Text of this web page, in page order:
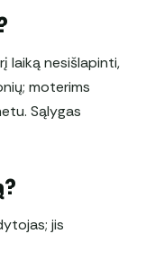
laiką nesišlapinti,
moterims
Sąlygas
jis